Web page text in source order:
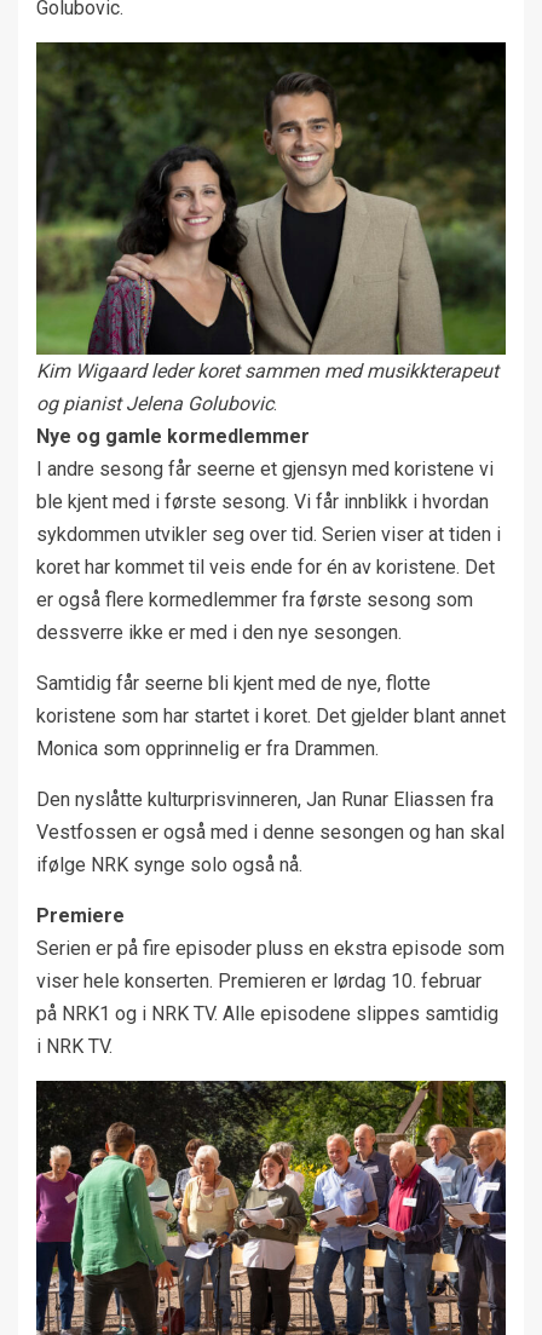
Golubovic.
Kim Wigaard leder koret sammen med musikkterapeut
og pianist Jelena Golubovic.
Nye og gamle kormedlemmer
I andre sesong får seerne et gjensyn med koristene vi
ble kjent med i første sesong. Vi får innblikk i hvordan
sykdommen utvikler seg over tid. Serien viser at tiden i
koret har kommet til veis ende for én av koristene. Det
er også flere kormedlemmer fra første sesong som
dessverre ikke er med i den nye sesongen.
Samtidig får seerne bli kjent med de nye, flotte
koristene som har startet i koret. Det gjelder blant annet
Monica som opprinnelig er fra Drammen.
Den nyslåtte kulturprisvinneren, Jan Runar Eliassen fra
Vestfossen er også med i denne sesongen og han skal
ifølge NRK synge solo også nå.
Premiere
Serien er på fire episoder pluss en ekstra episode som
viser hele konserten. Premieren er lørdag 10. februar
på NRK1 og i NRK TV. Alle episodene slippes samtidig
i NRK TV.